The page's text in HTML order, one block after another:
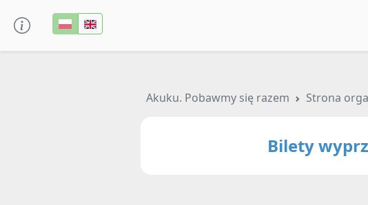
Akuku. Pobawmy się razem Strona
Bilety